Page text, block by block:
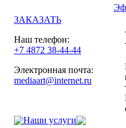
ЗАКАЗАТЬ
Наш телефон:
+7 4872 38-44-44
Электронная почта:
mediaart@internet.ru
Наши услуги